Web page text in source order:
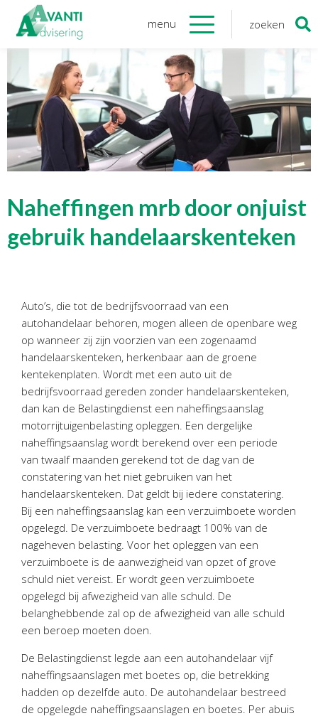
menu zoeken
Organisatie
Onze medewerkers
NOAB gecertificeerd
Algemene verordening
gegevensbescherming
Sponsoring
Onze diensten
Tijdelijk financieel personeel
Personeel & Organisatie
Bedrijfseconomisch advies
Belastingadvies Purmerend
Online boekhouden
Nieuws&informatie
Nieuwsbrief
Nieuwsoverzicht
Handige links
Downloads
Contact
AvantiOnline
BaseCone – Facturen
Visionplanner – Rapportage
Klantenportaal – Online dossiers
Zoeken
Naheffingen mrb door onjuist
gebruik handelaarskenteken
Auto’s, die tot de bedrijfsvoorraad van een
autohandelaar behoren, mogen alleen de openbare weg
op wanneer zij zijn voorzien van een zogenaamd
handelaarskenteken, herkenbaar aan de groene
kentekenplaten. Wordt met een auto uit de
bedrijfsvoorraad gereden zonder handelaarskenteken,
dan kan de Belastingdienst een naheffingsaanslag
motorrijtuigenbelasting opleggen. Een dergelijke
naheffingsaanslag wordt berekend over een periode
van twaalf maanden gerekend tot de dag van de
constatering van het niet gebruiken van het
handelaarskenteken. Dat geldt bij iedere constatering.
Bij een naheffingsaanslag kan een verzuimboete worden
opgelegd. De verzuimboete bedraagt 100% van de
nageheven belasting. Voor het opleggen van een
verzuimboete is de aanwezigheid van opzet of grove
schuld niet vereist. Er wordt geen verzuimboete
opgelegd bij afwezigheid van alle schuld. De
belanghebbende zal op de afwezigheid van alle schuld
een beroep moeten doen.
De Belastingdienst legde aan een autohandelaar vijf
naheffingsaanslagen met boetes op, die betrekking
hadden op dezelfde auto. De autohandelaar bestreed
de opgelegde naheffingsaanslagen en boetes. Per abuis